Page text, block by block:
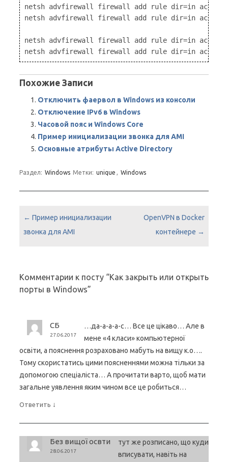
netsh advfirewall firewall add rule dir=in
netsh advfirewall firewall add rule dir=in
netsh advfirewall firewall add rule dir=in
Похожие Записи
Отключить фаервол в Windows из консоли
Отключение IPv6 в Windows
Часовой пояс и Windows Core
Пример инициализации звонка для AMI
Основные атрибуты Active Directory
Раздел: Windows Метки: unique , Windows
Навигация по записям
← Пример инициализации
звонка для AMI
OpenVPN в Docker
контейнере →
Комментарии к посту “Как закрыть или открыть
порты в Windows”
СБ
27.06.2017
…да-а-а-а-с… Все це цікаво… Але в
мене «4 класи» компьютерної
освіти, а пояснення розраховано мабуть на вищу к.о….
Тому скористатись цими поясненнями можна тільки за
допомогою спеціаліста… А прочитати варто, щоб мати
загальне уявлення яким чином все це робиться…
Ответить ↓
Без вищої освти
28.06.2017
тут же розписано, що куди
вписувати, навіть на